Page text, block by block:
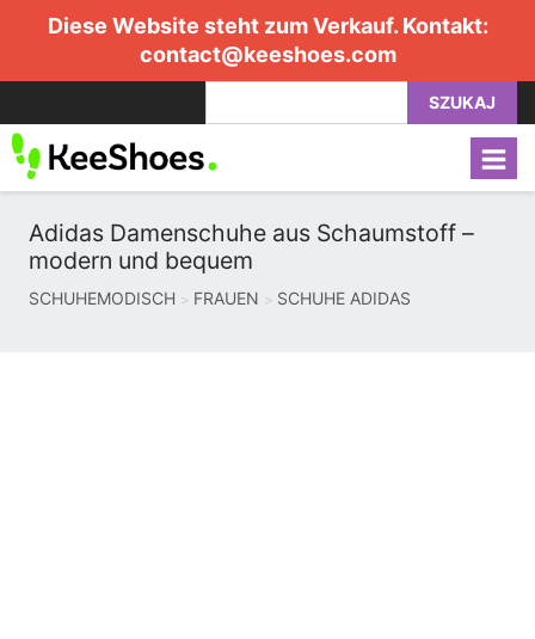
Diese Website steht zum Verkauf. Kontakt:
contact@keeshoes.com
SZUKAJ
Adidas Damenschuhe aus Schaumstoff –
modern und bequem
SCHUHEMODISCH FRAUEN SCHUHE ADIDAS